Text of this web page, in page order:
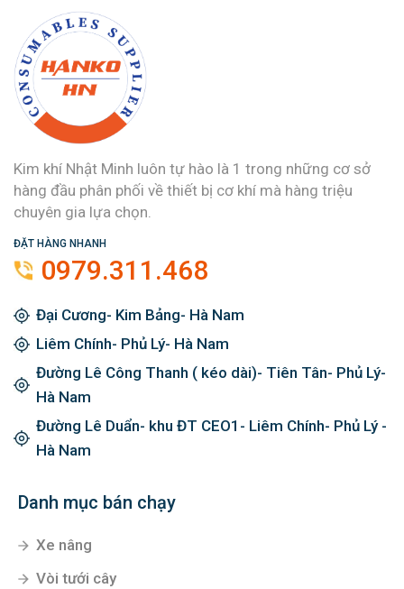
Kim khí Nhật Minh luôn tự hào là 1 trong những cơ sở
hàng đầu phân phối về thiết bị cơ khí mà hàng triệu
chuyên gia lựa chọn.
ĐẶT HÀNG NHANH
0979.311.468
Đại Cương- Kim Bảng- Hà Nam
Liêm Chính- Phủ Lý- Hà Nam
Đường Lê Công Thanh ( kéo dài)- Tiên Tân- Phủ Lý-
Hà Nam
Đường Lê Duẩn- khu ĐT CEO1- Liêm Chính- Phủ Lý -
Hà Nam
Danh mục bán chạy
Xe nâng
Vòi tưới cây